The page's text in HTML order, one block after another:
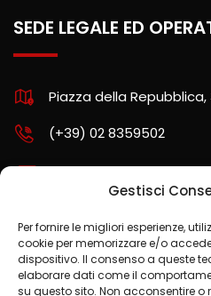
Gestisci
Per fornire le migliori esperienze,
cookie per memorizzare e/o
dispositivo. Il consenso a queste
elaborare dati come il
su questo sito. Non acconsentire o
SEDE LEGALE ED
Piazza della Repubblica,
(+39) 02 8359502
SCARICA LA POLITICA